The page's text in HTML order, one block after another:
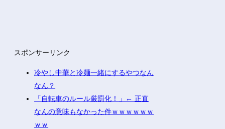
スポンサーリンク
冷やし中華と冷麺一緒にするやつなん
なん？
「自転車のルール厳罰化！」← 正直
なんの意味もなかった件ｗｗｗｗｗｗ
ｗｗ